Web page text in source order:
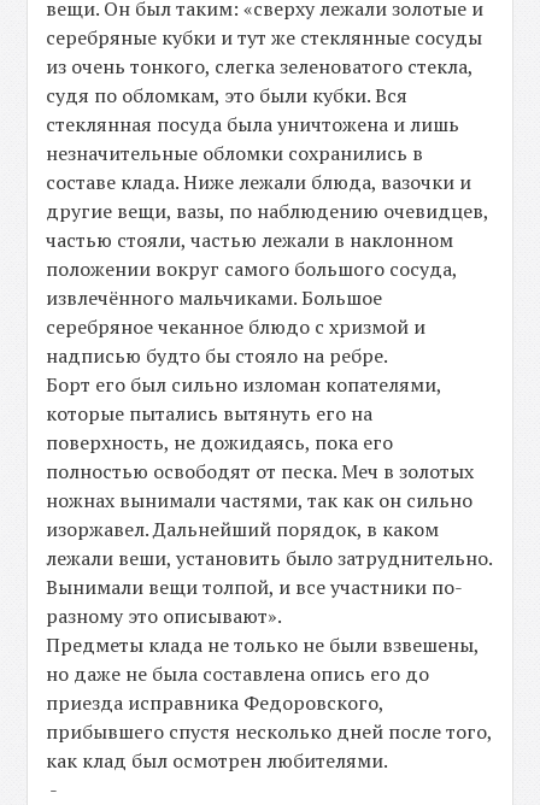
вещи. Он был таким: «сверху лежали золотые и
серебряные кубки и тут же стеклянные сосуды
из очень тонкого, слегка зеленоватого стекла,
судя по обломкам, это были кубки. Вся
стеклянная посуда была уничтожена и лишь
незначительные обломки сохранились в
составе клада. Ниже лежали блюда, вазочки и
другие вещи, вазы, по наблюдению очевидцев,
частью стояли, частью лежали в наклонном
положении вокруг самого большого сосуда,
извлечённого мальчиками. Большое
серебряное чеканное блюдо с хризмой и
надписью будто бы стояло на ребре.
Борт его был сильно изломан копателями,
которые пытались вытянуть его на
поверхность, не дожидаясь, пока его
полностью освободят от песка. Меч в золотых
ножнах вынимали частями, так как он сильно
изоржавел. Дальнейший порядок, в каком
лежали веши, установить было затруднительно.
Вынимали вещи толпой, и все участники по-
разному это описывают».
Предметы клада не только не были взвешены,
но даже не была составлена опись его до
приезда исправника Федоровского,
прибывшего спустя несколько дней после того,
как клад был осмотрен любителями.
-